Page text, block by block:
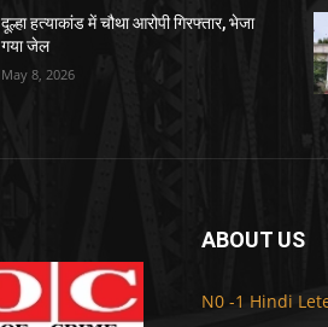
दूल्हा हत्याकांड में चौथा आरोपी गिरफ्तार, भेजा
गया जेल
May 8, 2026
ABOUT US
N0 -1 Hindi